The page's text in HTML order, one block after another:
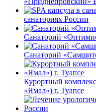
санаториях России
Санаторий
Санаторий
Курортный
«Ямал») г. Туапсе